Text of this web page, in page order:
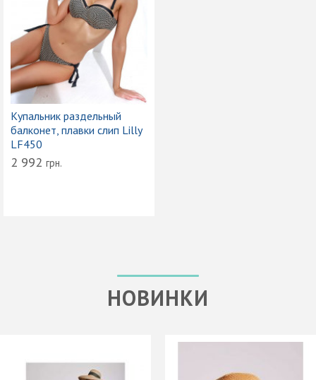
Купальник раздельный
балконет, плавки слип Lilly
LF450
2 992 грн.
НОВИНКИ